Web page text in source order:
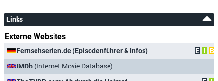
Links
Externe Websites
Fernsehserien.de (Episodenführer & Infos) E I
B
IMDb (Internet Movie Database)